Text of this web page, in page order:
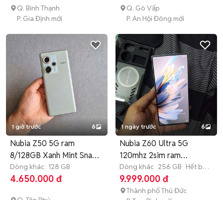
Q. Bình Thạnh
P. Gia Định mới
Q. Gò Vấp
P. An Hội Đông mới
1 giờ trước 6
Nubia Z50 5G ram
8/128GB Xanh Mint Snap
8gen2 gl
Dòng khác 128 GB
4.650.000 đ
1 ngày trước 6
Nubia Z60 Ultra 5G
120mhz 2sim ram
12GB+12Gb/256GB
Dòng khác 256 GB Hết bảo
hành
9.999.000 đ
Thành phố Thủ Đức